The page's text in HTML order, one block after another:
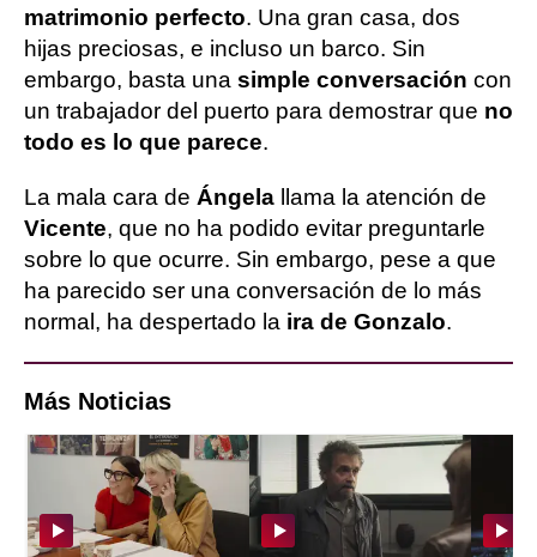
matrimonio perfecto. Una gran casa, dos
hijas preciosas, e incluso un barco. Sin
embargo, basta una simple conversación con
un trabajador del puerto para demostrar que no
todo es lo que parece.
La mala cara de Ángela
llama la atención de
Vicente, que no ha podido evitar preguntarle
sobre lo que ocurre. Sin embargo, pese a que
ha parecido ser una conversación de lo más
normal, ha despertado la ira de Gonzalo.
Más Noticias